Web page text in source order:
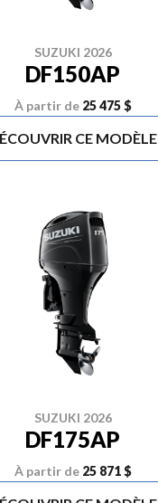
SUZUKI 2026
DF150AP
À partir de 25 475 $
CE MODÈLE
SUZUKI 2026
DF175AP
À partir de 25 871 $